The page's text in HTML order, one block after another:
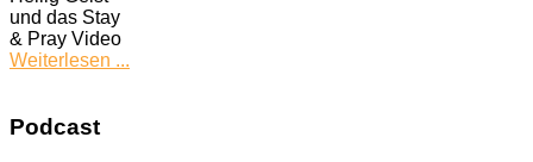
und das Stay
& Pray Video
Weiterlesen ...
Podcast